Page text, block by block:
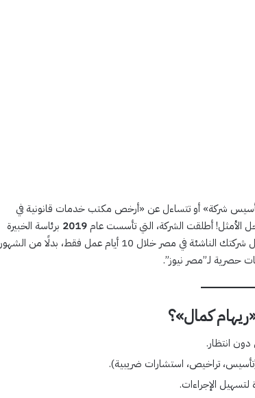
شركة» أو تتساءل عن «أرخص مكتب خدمات قانونية في
الأمثل! أطلقت الشركة، التي تأسست عام 2019 برئاسة الخبيرة
، منصة رقمية جديدة تسمح لك بتسجيل شركتك الناشئة في مصر خلال 10 أيام عمل فقط، بدلًا من الشهور
دون انتظار.
تراخيص، استشارات ضريبية).
الإجراءات.